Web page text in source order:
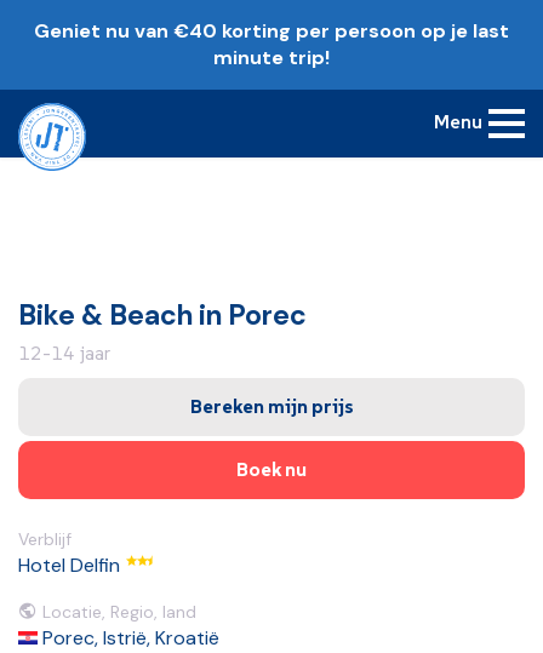
Geniet nu van €40 korting per persoon op je last
minute trip!
Menu
Bike & Beach in Porec
12-14 jaar
Bereken mijn prijs
Boek nu
Verblijf
Hotel Delfin
Locatie, Regio, land
Porec, Istrië, Kroatië